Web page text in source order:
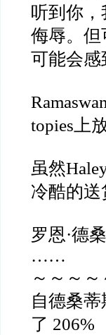
听到你，
侮辱。但
可能会感
topies 上
虽然
冷酷的
罗恩·德
……
～～～
自德桑
了 206%